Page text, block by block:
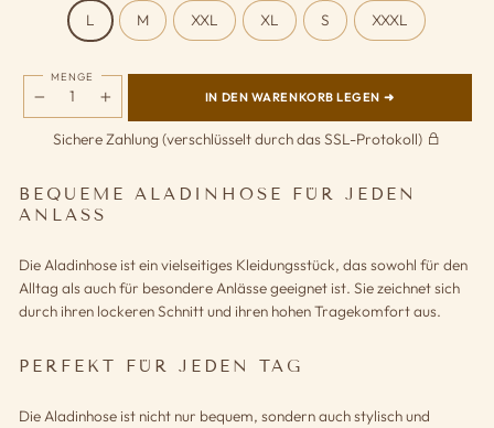
L M XXL XL S XXXL
MENGE
IN DEN WARENKORB LEGEN ➜
Sichere Zahlung (verschlüsselt durch das SSL-Protokoll)
BEQUEME ALADINHOSE FÜR JEDEN
ANLASS
Die Aladinhose ist ein vielseitiges Kleidungsstück, das sowohl für den
Alltag als auch für besondere Anlässe geeignet ist. Sie zeichnet sich
durch ihren lockeren Schnitt und ihren hohen Tragekomfort aus.
PERFEKT FÜR JEDEN TAG
Die Aladinhose ist nicht nur bequem, sondern auch stylisch und